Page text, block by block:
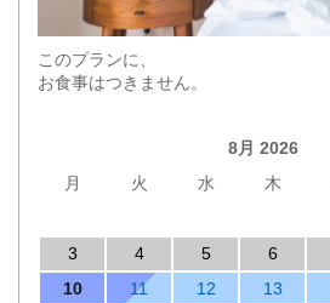
​​​​このプランに、
お食事はつきません。
8月 2026
月
火 水 木
3
4 5 6
10
11 12 13